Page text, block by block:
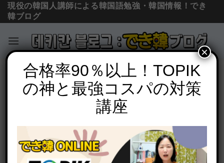
Skip
content
現役の韓国人講師による韓国語勉強・韓国情報！でき
韓ブログ
単語の意味と使い方
「まじで」韓国語で？진짜(チンチャ)の
意味と頻出表現, 정말(チョンマル)との違
POSTED ON2020年9月29日 BYでき韓 パク先生
合格率90％以上！TOPIK
の神と最強コスパの対策
講座
×